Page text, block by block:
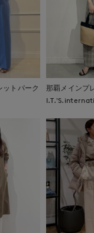
ットパーク
那覇メインプ